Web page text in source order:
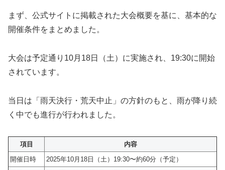
まず、公式サイトに掲載された大会概要を基に、基本的な
開催条件をまとめました。
大会は予定通り10月18日（土）に実施され、19:30に開始
されています。
当日は「雨天決行・荒天中止」の方針のもと、雨が降り続
く中でも進行が行われました。
項目
内容
開催日時
2025年10月18日（土）19:30〜約60分（予定）